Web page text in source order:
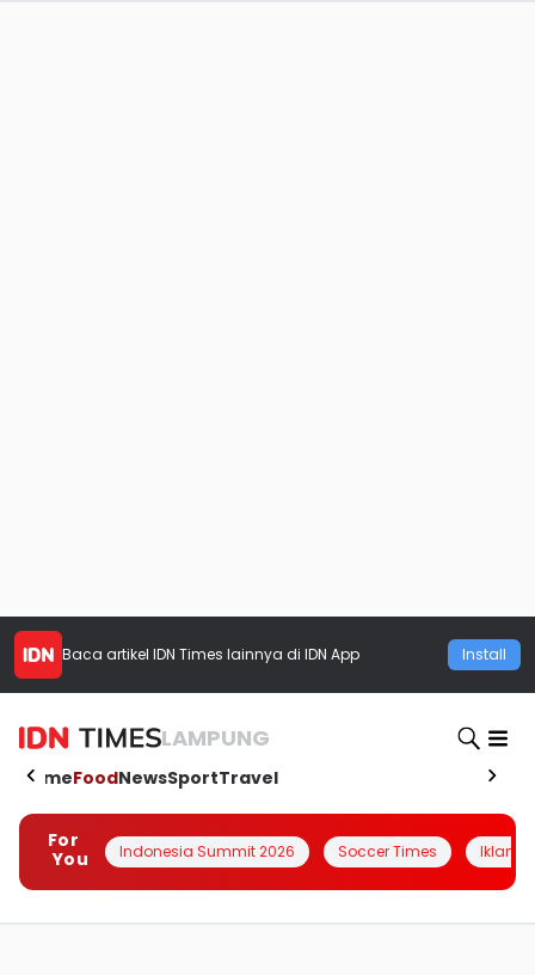
Baca artikel IDN Times lainnya di IDN App Install
LAMPUNG
HomeFoodNewsSportTravel
For
You
Indonesia Summit 2026 Soccer Times Iklanin